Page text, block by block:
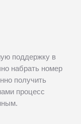
поддержку в
набрать номер
получить
процесс